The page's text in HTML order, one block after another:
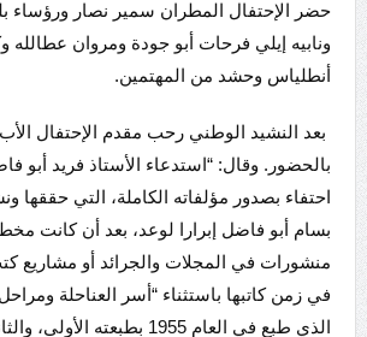
حضر الإحتفال المطران سمير نصار ورؤساء
ونابيه إيلي فرحات أبو جودة ومروان عطالله
أنطلياس وحشد من المهتمين.
بعد النشيد الوطني رحب مقدم الإحتفال الأب
بالحضور. وقال: “استدعاء الأستاذ فريد أبو
احتفاء بصدور مؤلفاته الكاملة، التي حققها
بسام أبو فاضل إبرارا لوعد، بعد أن كانت
منشورات في المجلات والجرائد أو مشاريع
في زمن كاتبها باستثناء “أسر العناحلة ومراحل
الذي طبع في العامِ 1955 بطبعته